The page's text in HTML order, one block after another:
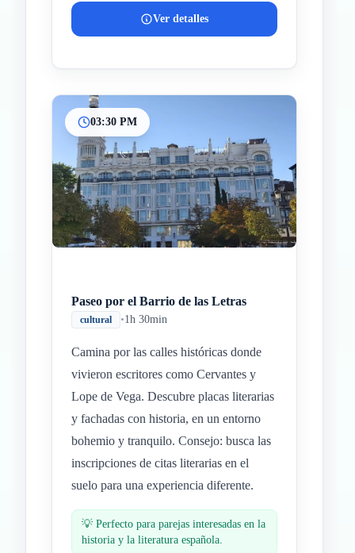
Ver detalles
03:30 PM
Paseo por el Barrio de las Letras
cultural •1h 30min
Camina por las calles históricas donde
vivieron escritores como Cervantes y
Lope de Vega. Descubre placas literarias
y fachadas con historia, en un entorno
bohemio y tranquilo. Consejo: busca las
inscripciones de citas literarias en el
suelo para una experiencia diferente.
💡 Perfecto para parejas interesadas en la
historia y la literatura española.